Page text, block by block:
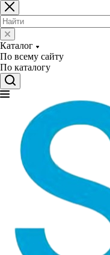
Каталог
По всему сайту
По каталогу